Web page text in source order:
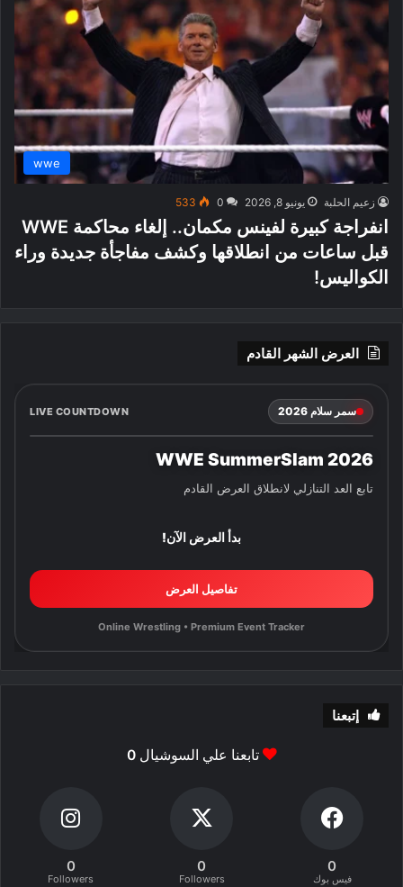
wwe
زعيم الحلبة يونيو 8, 2026 0
533
انفراجة كبيرة لفينس مكمان.. إلغاء محاكمة WWE
قبل ساعات من انطلاقها وكشف مفاجأة جديدة وراء
الكواليس!
العرض الشهر القادم
سمر سلام 2026 LIVE COUNTDOWN
WWE SummerSlam 2026
تابع العد التنازلي لانطلاق العرض القادم
بدأ العرض الآن!
تفاصيل العرض
Online Wrestling • Premium Event Tracker
إتبعنا
تابعنا علي السوشيال0
0
فيس بوك
0
Followers
0
Followers